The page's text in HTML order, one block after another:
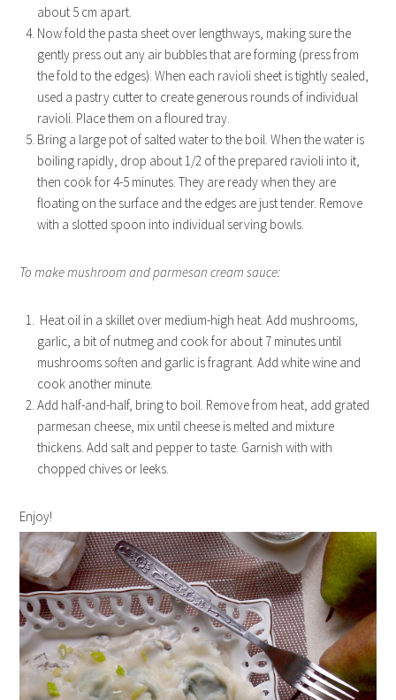
about 5 cm apart.
Now fold the pasta sheet over lengthways, making sure the
gently press out any air bubbles that are forming (press from
the fold to the edges). When each ravioli sheet is tightly sealed,
used a pastry cutter to create generous rounds of individual
ravioli. Place them on a floured tray.
Bring a large pot of salted water to the boil. When the water is
boiling rapidly, drop about 1/2 of the prepared ravioli into it,
then cook for 4-5 minutes. They are ready when they are
floating on the surface and the edges are just tender. Remove
with a slotted spoon into individual serving bowls.
To make mushroom and parmesan cream sauce:
Heat oil in a skillet over medium-high heat. Add mushrooms,
garlic, a bit of nutmeg and cook for about 7 minutes until
mushrooms soften and garlic is fragrant. Add white wine and
cook another minute.
Add half-and-half, bring to boil. Remove from heat, add grated
parmesan cheese, mix until cheese is melted and mixture
thickens. Add salt and pepper to taste. Garnish with with
chopped chives or leeks.
Enjoy!